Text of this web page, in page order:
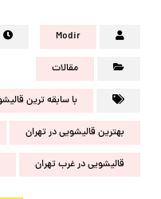
Modir
مقالات
با سابقه ترین
بهترین قالیشویی در تهران
قالیشویی در غرب تهران